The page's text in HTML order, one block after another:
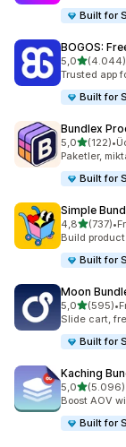
Built for
BOGOS:
5,05 yıldız
(4.044)
toplam 4044
Trusted app
Built for
Bundlex
5,05 yıldız
(122)
toplam 122•
Paketler,
Built for
Simple
4,85 yıldız
(737)
toplam 737•
Build
Built for
Moon
5,05 yıldız
(595)
toplam 595•
Slide cart,
Built for
Kaching
5,05 yıldız
(5.096)
toplam 5096
Boost AOV
Built for